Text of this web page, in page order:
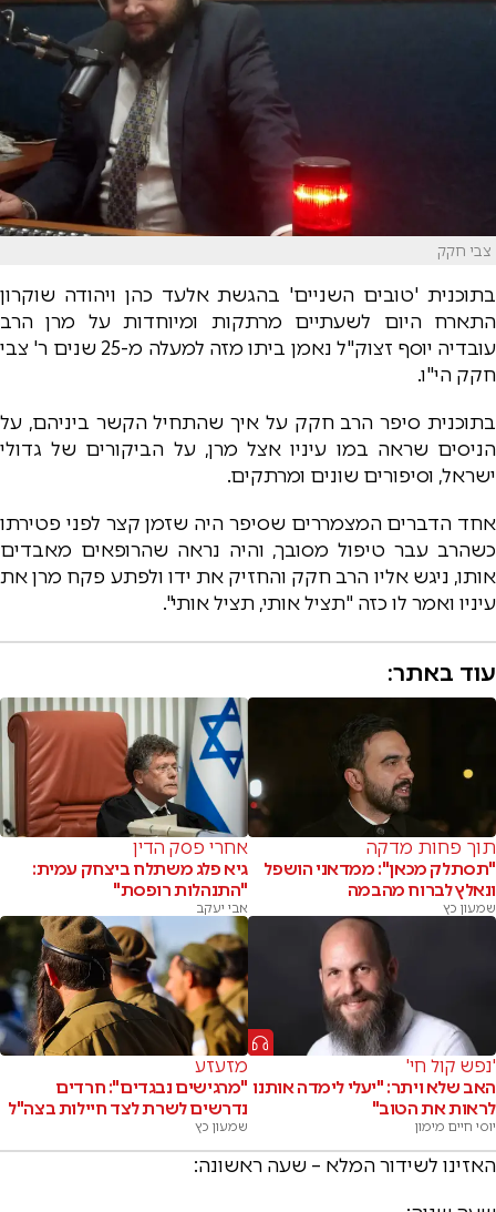
צבי חקק
בתוכנית 'טובים השניים' בהגשת אלעד כהן ויהודה שוקרון
התארח היום לשעתיים מרתקות ומיוחדות על מרן הרב
עובדיה יוסף זצוק"ל נאמן ביתו מזה למעלה מ-25 שנים ר' צבי
חקק הי"ו.
בתוכנית סיפר הרב חקק על איך שהתחיל הקשר ביניהם, על
הניסים שראה במו עיניו אצל מרן, על הביקורים של גדולי
ישראל, וסיפורים שונים ומרתקים.
אחד הדברים המצמררים שסיפר היה שזמן קצר לפני פטירתו
כשהרב עבר טיפול מסובך, והיה נראה שהרופאים מאבדים
אותו, ניגש אליו הרב חקק והחזיק את ידו ולפתע פקח מרן את
עיניו ואמר לו כזה "תציל אותי, תציל אותי".
עוד באתר:
תוך פחות מדקה
"תסתלק מכאן": ממדאני הושפל
ונאלץ לברוח מהבמה
שמעון כץ
אחרי פסק הדין
גיא פלג משתלח ביצחק עמית:
"התנהלות רופסת"
אבי יעקב
'נפש קול חי'
האב שלא ויתר: "יעלי לימדה אותנו
לראות את הטוב"
יוסי חיים מימון
מזעזע
"מרגישים נבגדים": חרדים
נדרשים לשרת לצד חיילות בצה"ל
שמעון כץ
האזינו לשידור המלא – שעה ראשונה: